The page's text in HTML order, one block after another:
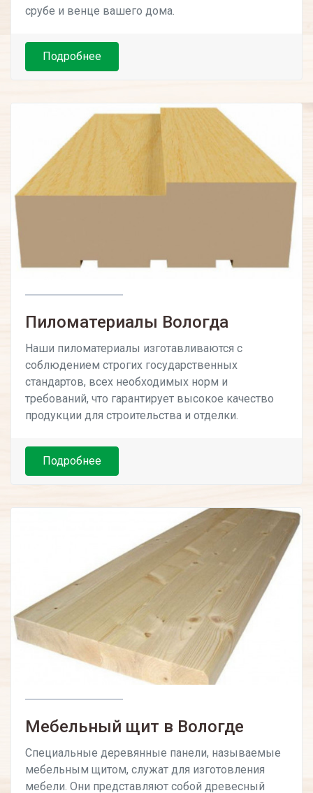
срубе и венце вашего дома.
Подробнее
Пиломатериалы Вологда
Наши пиломатериалы изготавливаются с
соблюдением строгих государственных
стандартов, всех необходимых норм и
требований, что гарантирует высокое качество
продукции для строительства и отделки.
Подробнее
Мебельный щит в Вологде
Специальные деревянные панели, называемые
мебельным щитом, служат для изготовления
мебели. Они представляют собой древесный